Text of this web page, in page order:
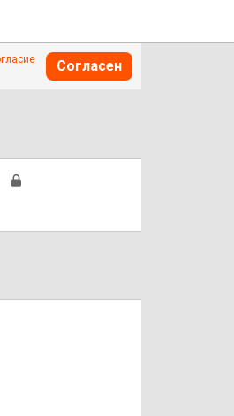
Согласен